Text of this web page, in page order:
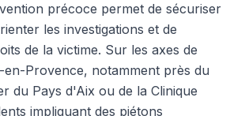
précoce permet de sécuriser
les investigations et de
de la victime. Sur les axes de
Provence, notamment près du
du Pays d'Aix ou de la Clinique
impliquant des piétons